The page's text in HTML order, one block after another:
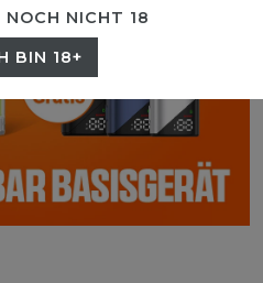
NOCH NICHT 18
BIN 18+